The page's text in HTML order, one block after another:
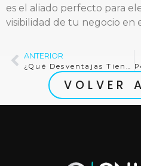
es el aliado perfecto para
visibilidad de tu negocio en
ANTERIOR
¿Qué Desventajas Tiene Realmente la Inteligencia Artificial?
VOLVER